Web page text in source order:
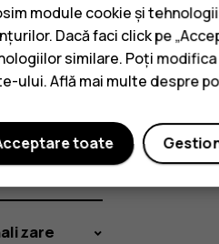
module cookie și
Dacă faci click pe
similare. Poți
ului. Află mai multe despre
toate